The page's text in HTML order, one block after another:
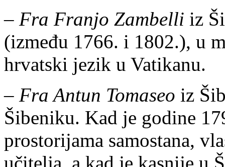
– Fra Franjo Zambelli iz
(između 1766. i 1802.), u
hrvatski jezik u Vatikanu.
– Fra Antun Tomaseo iz
Šibeniku. Kad je godine
prostorijama samostana,